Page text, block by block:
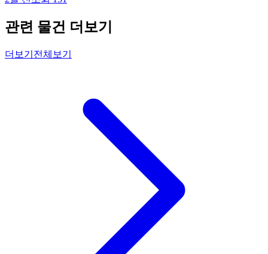
관련 물건 더보기
더보기 전체보기